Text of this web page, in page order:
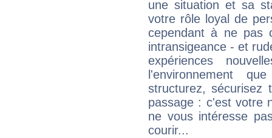
une situation et sa
votre rôle loyal de
cependant à ne pas
intransigeance - et
expériences
l'environnement
structurez, sécurisez
passage : c'est votre
ne vous intéresse
courir...